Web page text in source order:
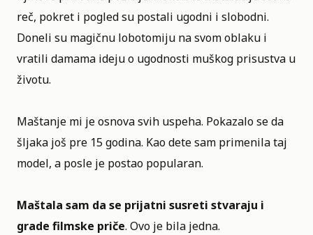
reč, pokret i pogled su postali ugodni i slobodni.
Doneli su magičnu lobotomiju na svom oblaku i
vratili damama ideju o ugodnosti muškog prisustva u
životu.
Maštanje mi je osnova svih uspeha. Pokazalo se da
šljaka još pre 15 godina. Kao dete sam primenila taj
model, a posle je postao popularan.
Maštala sam da se prijatni susreti stvaraju i
grade filmske priče. Ovo je bila jedna.